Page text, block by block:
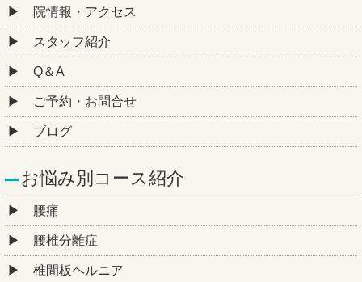
院情報・アクセス
スタッフ紹介
Q＆A
ご予約・お問合せ
ブログ
お悩み別コース紹介
腰痛
腰椎分離症
椎間板ヘルニア